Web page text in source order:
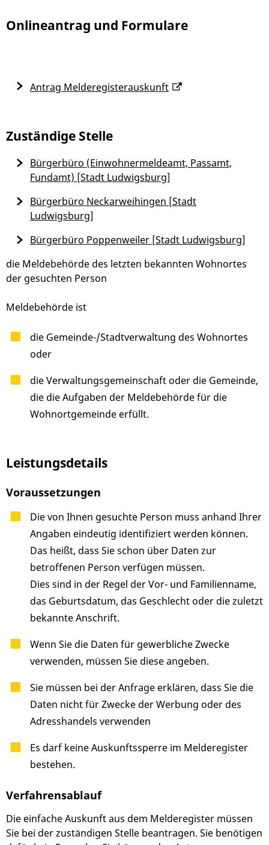
Onlineantrag und Formulare
Antrag Melderegisterauskunft
Zuständige Stelle
die Meldebehörde des letzten bekannten Wohnortes
der gesuchten Person
Meldebehörde ist
die Gemeinde-/Stadtverwaltung des Wohnortes
oder
die Verwaltungsgemeinschaft oder die Gemeinde,
die die Aufgaben der Meldebehörde für die
Wohnortgemeinde erfüllt.
Bürgerbüro (Einwohnermeldeamt, Passamt,
Fundamt) [Stadt Ludwigsburg]
Bürgerbüro Neckarweihingen [Stadt
Ludwigsburg]
Bürgerbüro Poppenweiler [Stadt Ludwigsburg]
Leistungsdetails
Voraussetzungen
Die von Ihnen gesuchte Person muss anhand Ihrer
Angaben eindeutig identifiziert werden können.
Das heißt, dass Sie schon über Daten zur
betroffenen Person verfügen müssen.
Dies sind in der Regel der Vor- und Familienname,
das Geburtsdatum, das Geschlecht oder die zuletzt
bekannte Anschrift.
Wenn Sie die Daten für gewerbliche Zwecke
verwenden, müssen Sie diese angeben.
Sie müssen bei der Anfrage erklären, dass Sie die
Daten nicht für Zwecke der Werbung oder des
Adresshandels verwenden
Es darf keine Auskunftssperre im Melderegister
bestehen.
Verfahrensablauf
Die einfache Auskunft aus dem Melderegister müssen
Sie bei der zuständigen Stelle beantragen. Sie benötigen